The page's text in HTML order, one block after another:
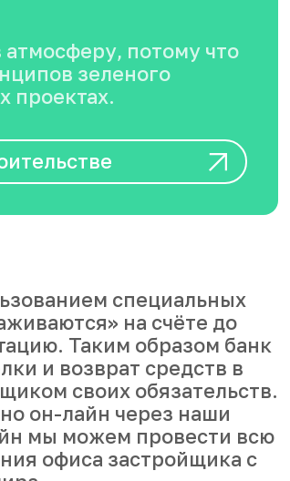
атмосферу, потому что
зеленого
проектах.
специальных
на счёте до
Таким образом банк
и возврат средств в
своих обязательств.
он-лайн через наши
мы можем провести всю
офиса застройщика с